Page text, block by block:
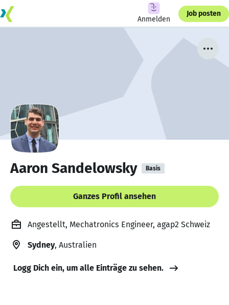
Anmelden
Job posten
Aaron Sandelowsky Basis
Ganzes Profil ansehen
Angestellt, Mechatronics Engineer, agap2 Schweiz
Sydney, Australien
Logg Dich ein, um alle Einträge zu sehen.